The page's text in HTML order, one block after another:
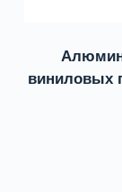
виниловых